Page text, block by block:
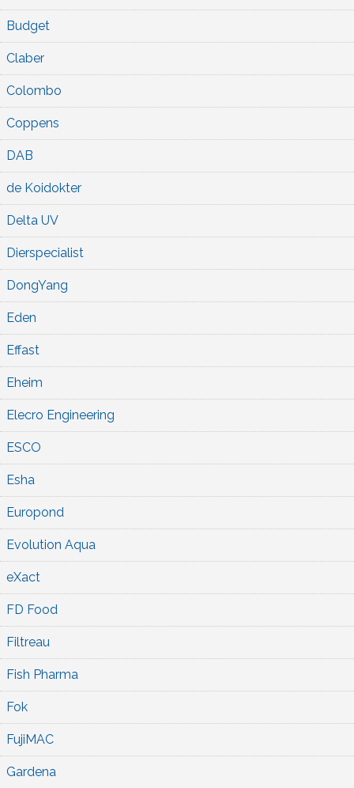
Budget
Claber
Colombo
Coppens
DAB
de Koidokter
Delta UV
Dierspecialist
DongYang
Eden
Effast
Eheim
Elecro Engineering
ESCO
Esha
Europond
Evolution Aqua
eXact
FD Food
Filtreau
Fish Pharma
Fok
FujiMAC
Gardena